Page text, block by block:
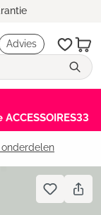
Advies
onderdelen